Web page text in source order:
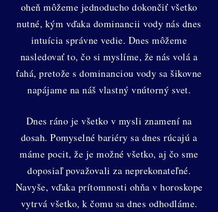
oheň môžeme jednoducho dokončiť všetko
nutné, kým vďaka dominancii vody nás dnes
intuícia správne vedie. Dnes môžeme
nasledovať to, čo si myslíme, že nás volá a
ťahá, pretože s dominanciou vody sa šikovne
napájame na náš vlastný vnútorný svet.
Dnes ráno je všetko v mysli znamení na
dosah. Pomyselné bariéry sa dnes rúcajú a
máme pocit, že je možné všetko, aj čo sme
doposiaľ považovali za neprekonateľné.
Navyše, vďaka prítomnosti ohňa v horoskope
vytrvá všetko, k čomu sa dnes odhodláme.